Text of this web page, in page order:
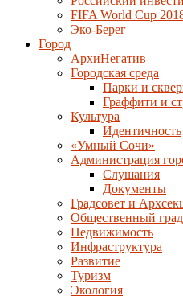
FIFA World Cup
Эко-Берег
Город
АрхиНегатив
Городская среда
Парки и
Граффити и
Культура
Идентичность
«Умный Сочи»
Администрация
Слушания
Документы
Градсовет и
Общественный
Недвижимость
Инфраструктура
Развитие
Туризм
Экология